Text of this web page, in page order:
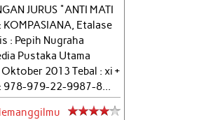
JURUS "ANTI MATI
KOMPASIANA, Etalase
: Pepih Nugraha
Pustaka Utama
2013 Tebal : xi +
978-979-22-9987-8...